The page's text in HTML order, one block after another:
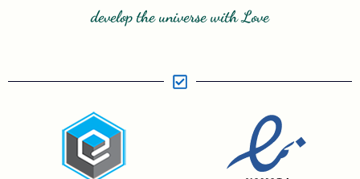
develop the universe with Love